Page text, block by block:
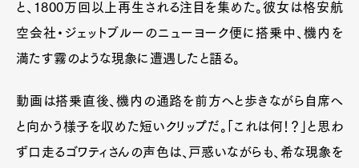
と、1800万回以上再生される注目を集めた。彼女は格安航
空会社・ジェットブルーのニューヨーク便に搭乗中、機内を
満たす霧のような現象に遭遇したと語る。
動画は搭乗直後、機内の通路を前方へと歩きながら自席へ
と向かう様子を収めた短いクリップだ。「これは何！？」と思わ
ず口走るゴワティさんの声色は、戸惑いながらも、希な現象を